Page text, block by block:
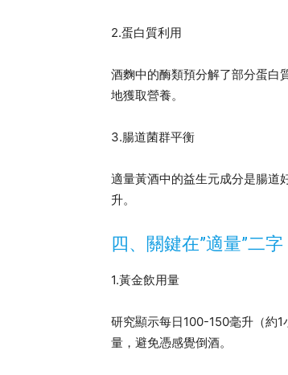
2.蛋白質利用
酒麴中的酶類預分解了部分蛋白
地獲取營養。
3.腸道菌群平衡
適量黃酒中的益生元成分是腸道
升。
四、關鍵在”適量”二字
1.黃金飲用量
研究顯示每日100-150毫升（約
量，避免憑感覺倒酒。